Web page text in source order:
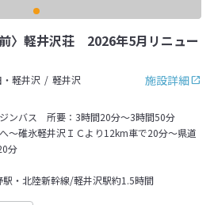
〉軽井沢荘 2026年5月リニュー
施設詳細
・軽井沢
軽井沢
ンバス 所要：3時間20分〜3時間50分
～碓氷軽井沢ＩＣより12km車で20分～県道
分
・北陸新幹線/軽井沢駅約1.5時間